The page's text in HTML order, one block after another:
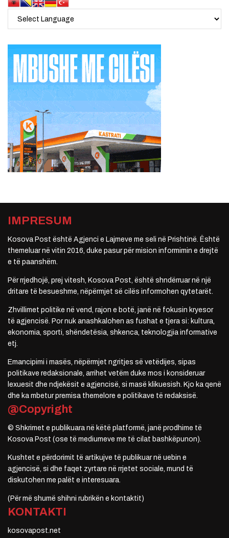
IMPRESUM
Kosova Post është Agjenci e Lajmeve me seli në Prishtinë. Është
themeluar në vitin 2016, duke pasur për mision informimin e drejtë
e të paanshëm.
Për rrjedhojë, prej vitesh, Kosova Post, është shndërruar në një
dritare të besueshme, nëpërmjet së cilës informohen qytetarët.
Zhvillimet politike në vend, rajon e botë, janë në fokusin kryesor
të agjencisë. Por nuk anashkalohen as fushat e tjera si: kultura,
ekonomia, sporti, shëndetësia, shkenca, teknologjia informative
etj.
Emancipimi i masës, nëpërmjet ngritjes së vetëdijes, sipas
politikave redaksionale, arrihet vetëm duke mos i konsideruar
lexuesit dhe ndjekësit e agjencisë, si masë klikuesish. Kjo ka qenë
dhe ka mbetur premisa themelore e politikave të redaksisë.
@Copyright
© Shkrimet e publikuara në këtë platformë, janë prodhime të
Kosova Post (ose të mediumeve me të cilat bashkëpunon).
Kushtet e përdorimit të artikujve të publikuar në uebin e
agjencisë, si dhe faqet zyrtare në rrjetet sociale, mund të
diskutohen me palët e interesuara.
(Për më shumë shihni rubrikën e kontaktit)
KONTAKTI
kosovapost.net